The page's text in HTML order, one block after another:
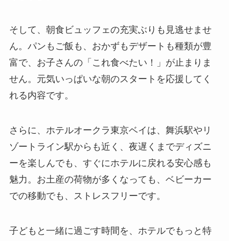
そして、朝食ビュッフェの充実ぶりも見逃せませ
ん。パンもご飯も、おかずもデザートも種類が豊
富で、お子さんの「これ食べたい！」が止まりま
せん。元気いっぱいな朝のスタートを応援してく
れる内容です。
さらに、ホテルオークラ東京ベイは、舞浜駅やリ
ゾートライン駅からも近く、夜遅くまでディズニ
ーを楽しんでも、すぐにホテルに戻れる安心感も
魅力。お土産の荷物が多くなっても、ベビーカー
での移動でも、ストレスフリーです。
子どもと一緒に過ごす時間を、ホテルでもっと特